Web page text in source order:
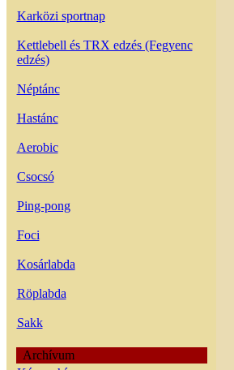
Karközi sportnap
Kettlebell és TRX edzés (Fegyenc
edzés)
Néptánc
Hastánc
Aerobic
Csocsó
Ping-pong
Foci
Kosárlabda
Röplabda
Sakk
Archívum